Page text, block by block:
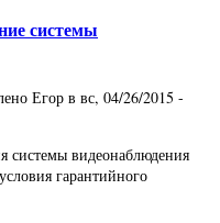
системы
Егор в вс, 04/26/2015 -
системы видеонаблюдения
гарантийного